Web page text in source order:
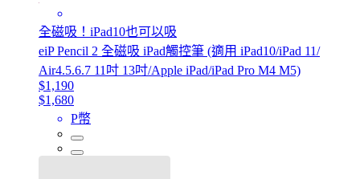
全磁吸！iPad10也可以吸
eiP Pencil 2 全磁吸 iPad觸控筆 (適用 iPad10/iPad 11/
Air4.5.6.7 11吋 13吋/Apple iPad/iPad Pro M4 M5)
$1,190
$1,680
P幣